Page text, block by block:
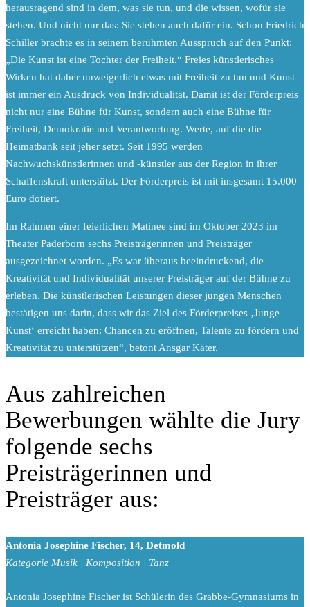
herausragend sind in dem, was sie tun, und die wissen, wofür sie
stehen. Und nicht nur das: Sie stehen auch dafür ein. Schon Friedrich
Schiller brachte es in seinem berühmten Ausspruch auf den Punkt:
„Die Kunst ist eine Tochter der Freiheit.“ Freies künstlerisches
Wirken hat daher unweigerlich etwas mit Freiheit zu tun und Kunst
ist immer ein Ausdruck von Individualität. Damit ist der Förderpreis
nicht nur eine Bühne für Kunst, sondern auch eine Bühne für
Freiheit, Demokratie und Verantwortung. Werte, auf die die
Heimatbank seit jeher setzt. Seit 1995 werden
Nachwuchskünstlerinnen und -künstler aus der Region in ihrer
Schaffenskraft unterstützt. Der Förderpreis ist mit insgesamt 15.000
Euro dotiert.
Im Rahmen einer feierlichen Matinee sind im Oktober 2023 im
Theater Paderborn sechs Preisträgerinnen und Preisträger
ausgezeichnet worden. „Es war überaus beeindruckend, die
Kreativität und Individualität unserer Preisträger auf der Bühne zu
erleben. Die künstlerischen Leistungen dieser jungen Menschen
bestätigen uns darin, dass wir das Ziel des Förderpreises ‚Junge
Kunst‘ erreicht haben: Chancen zu eröffnen, Talente zu fördern und
Kreativität zu unterstützen“, betont Ansgar Käter.
Aus zahlreichen
Bewerbungen wählte die Jury
folgende sechs
Preisträgerinnen und
Preisträger aus:
Antonia Josephine Fischer, 14, Detmold
Kategorie Musik | Komposition | Tanz
Antonia Josephine Fischer ist Schülerin des Grabbe-Gymnasiums in